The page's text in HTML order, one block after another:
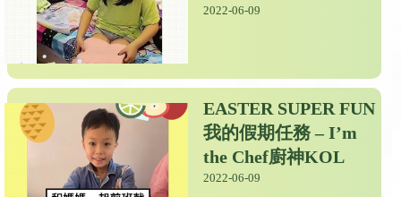
2022-06-09
EASTER SUPER FUN
我的假期任務 – I’m
the Chef廚神KOL
2022-06-09